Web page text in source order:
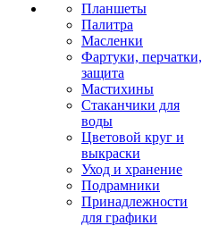
Планшеты
Палитра
Масленки
Фартуки, перчатки,
защита
Мастихины
Стаканчики для
воды
Цветовой круг и
выкраски
Уход и хранение
Подрамники
Принадлежности
для графики